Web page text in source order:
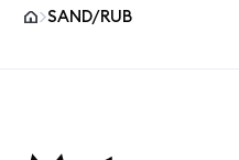
SAND/RUB